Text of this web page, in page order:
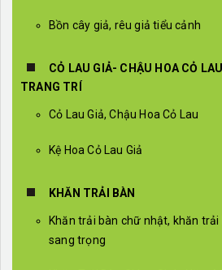
Bồn cây giả, rêu giả tiểu cảnh
CỎ LAU GIẢ- CHẬU HOA CỎ
TRANG TRÍ
Cỏ Lau Giả, Chậu Hoa Cỏ Lau
Kệ Hoa Cỏ Lau Giả
KHĂN TRẢI BÀN
Khăn trải bàn chữ nhật, khăn
sang trọng